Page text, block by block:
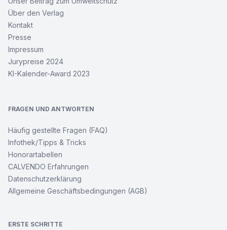
Über den Verlag
Kontakt
Presse
Impressum
Jurypreise 2024
KI-Kalender-Award 2023
FRAGEN UND ANTWORTEN
Häufig gestellte Fragen (FAQ)
Infothek/Tipps & Tricks
Honorartabellen
CALVENDO Erfahrungen
Datenschutzerklärung
Allgemeine Geschäftsbedingungen (AGB)
ERSTE SCHRITTE